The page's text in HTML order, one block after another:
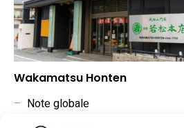
Wakamatsu Honten
– Note globale